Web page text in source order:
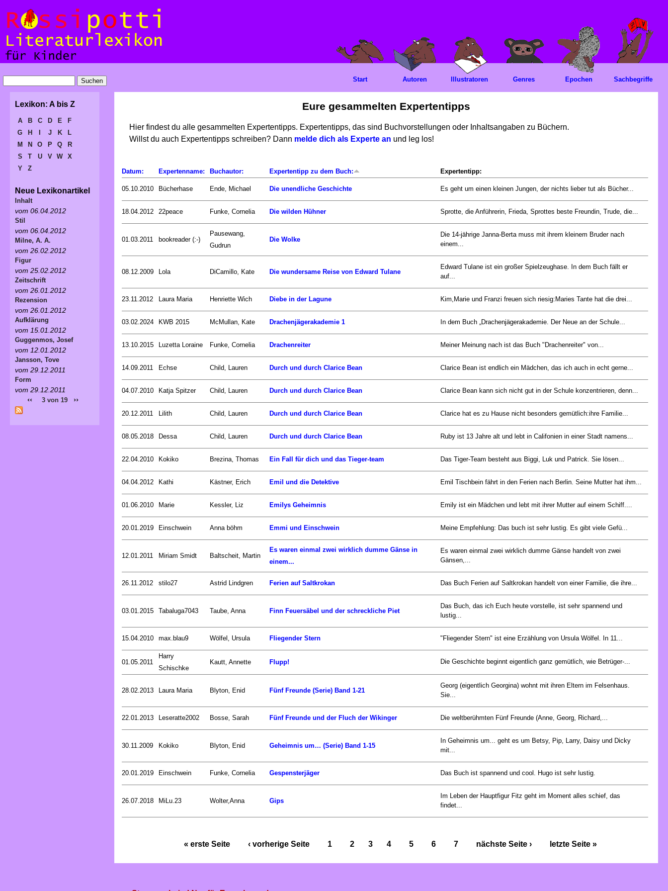
Eure gesammelten Expertentipps
Hier findest du alle gesammelten Expertentipps. Expertentipps, das sind Buchvorstellungen oder Inhaltsangaben zu Büchern.
Willst du auch Expertentipps schreiben? Dann melde dich als Experte an und leg los!
Datum: Expertenname: Buchautor: Expertentipp zu dem Buch: Expertentipp:
05.10.2010 Bücherhase Ende, Michael Die unendliche Geschichte Es geht um einen kleinen Jungen, der nichts lieber tut als Bücher...
18.04.2012 22peace Funke, Cornelia Die wilden Hühner Sprotte, die Anführerin, Frieda, Sprottes beste Freundin, Trude, die...
01.03.2011 bookreader (:-)
Pausewang,
Gudrun
Die Wolke
Die 14-jährige Janna-Berta muss mit ihrem kleinem Bruder nach
einem...
08.12.2009 Lola DiCamillo, Kate Die wundersame Reise von Edward Tulane
Edward Tulane ist ein großer Spielzeughase. In dem Buch fällt er
auf...
23.11.2012 Laura Maria Henriette Wich Diebe in der Lagune Kim,Marie und Franzi freuen sich riesig:Maries Tante hat die drei...
03.02.2024 KWB 2015 McMullan, Kate Drachenjägerakademie 1 In dem Buch „Drachenjägerakademie. Der Neue an der Schule...
13.10.2015 Luzetta Loraine Funke, Cornelia Drachenreiter Meiner Meinung nach ist das Buch "Drachenreiter" von...
14.09.2011 Echse Child, Lauren Durch und durch Clarice Bean Clarice Bean ist endlich ein Mädchen, das ich auch in echt gerne...
04.07.2010 Katja Spitzer Child, Lauren Durch und durch Clarice Bean Clarice Bean kann sich nicht gut in der Schule konzentrieren, denn...
20.12.2011 Lilith Child, Lauren Durch und durch Clarice Bean Clarice hat es zu Hause nicht besonders gemütlich:ihre Familie...
08.05.2018 Dessa Child, Lauren Durch und durch Clarice Bean Ruby ist 13 Jahre alt und lebt in Califonien in einer Stadt namens...
22.04.2010 Kokiko Brezina, Thomas Ein Fall für dich und das Tieger-team Das Tiger-Team besteht aus Biggi, Luk und Patrick. Sie lösen...
04.04.2012 Kathi Kästner, Erich Emil und die Detektive Emil Tischbein fährt in den Ferien nach Berlin. Seine Mutter hat ihm...
01.06.2010 Marie Kessler, Liz Emilys Geheimnis Emily ist ein Mädchen und lebt mit ihrer Mutter auf einem Schiff....
20.01.2019 Einschwein Anna böhm Emmi und Einschwein Meine Empfehlung: Das buch ist sehr lustig. Es gibt viele Gefü...
12.01.2011 Miriam Smidt Baltscheit, Martin
Es waren einmal zwei wirklich dumme Gänse in
einem...
Es waren einmal zwei wirklich dumme Gänse handelt von zwei
Gänsen,...
26.11.2012 stilo27 Astrid Lindgren Ferien auf Saltkrokan Das Buch Ferien auf Saltkrokan handelt von einer Familie, die ihre...
03.01.2015 Tabaluga7043 Taube, Anna Finn Feuersäbel und der schreckliche Piet
Das Buch, das ich Euch heute vorstelle, ist sehr spannend und
lustig...
15.04.2010 max.blau9 Wölfel, Ursula Fliegender Stern "Fliegender Stern" ist eine Erzählung von Ursula Wölfel. In 11...
01.05.2011
Harry
Schischke
Kautt, Annette Flupp! Die Geschichte beginnt eigentlich ganz gemütlich, wie Betrüger-...
28.02.2013 Laura Maria Blyton, Enid Fünf Freunde (Serie) Band 1-21
Georg (eigentlich Georgina) wohnt mit ihren Eltern im Felsenhaus.
Sie...
22.01.2013 Leseratte2002 Bosse, Sarah Fünf Freunde und der Fluch der Wikinger Die weltberühmten Fünf Freunde (Anne, Georg, Richard,...
30.11.2009 Kokiko Blyton, Enid Geheimnis um… (Serie) Band 1-15
In Geheimnis um... geht es um Betsy, Pip, Larry, Daisy und Dicky
mit...
20.01.2019 Einschwein Funke, Cornelia Gespensterjäger Das Buch ist spannend und cool. Hugo ist sehr lustig.
26.07.2018 MiLu.23 Wolter,Anna Gips
Im Leben der Hauptfigur Fitz geht im Moment alles schief, das
findet...
« erste Seite ‹ vorherige Seite 1 2 3 4 5 6 7 nächste Seite › letzte Seite »
Start Autoren Illustratoren Genres Epochen Sachbegriffe
Lexikon: A bis Z
A B C D E
F
G
H J K
L
M
N O P Q
R
S
T U V W
X
Y
Z
Neue Lexikonartikel
Inhalt
vom 06.04.2012
Stil
vom 06.04.2012
Milne, A. A.
vom 26.02.2012
Figur
vom 25.02.2012
Zeitschrift
vom 26.01.2012
Rezension
vom 26.01.2012
Aufklärung
vom 15.01.2012
Guggenmos, Josef
vom 12.01.2012
Jansson, Tove
vom 29.12.2011
Form
vom 29.12.2011
‹‹ 3 von 19 ››